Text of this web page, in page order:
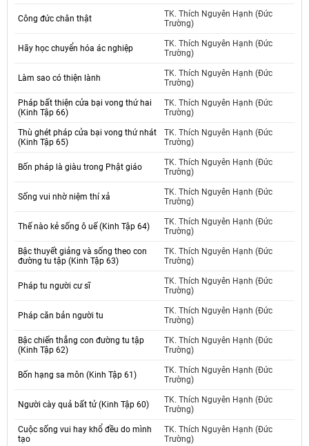
Công đức chân thật
TK. Thích Nguyên Hạnh (Đức
Trường)
Hãy học chuyển hóa ác nghiệp
TK. Thích Nguyên Hạnh (Đức
Trường)
Làm sao có thiện lành
TK. Thích Nguyên Hạnh (Đức
Trường)
Pháp bất thiện cửa bại vong thứ hai
(Kinh Tập 66)
TK. Thích Nguyên Hạnh (Đức
Trường)
Thù ghét pháp cửa bại vong thứ nhát
(Kinh Tập 65)
TK. Thích Nguyên Hạnh (Đức
Trường)
Bốn pháp là giàu trong Phật giáo
TK. Thích Nguyên Hạnh (Đức
Trường)
Sống vui nhờ niệm thí xả
TK. Thích Nguyên Hạnh (Đức
Trường)
Thế nào kẻ sống ô uế (Kinh Tập 64)
TK. Thích Nguyên Hạnh (Đức
Trường)
Bậc thuyết giảng và sống theo con
đường tu tập (Kinh Tập 63)
TK. Thích Nguyên Hạnh (Đức
Trường)
Pháp tu người cư sĩ
TK. Thích Nguyên Hạnh (Đức
Trường)
Pháp căn bản người tu
TK. Thích Nguyên Hạnh (Đức
Trường)
Bậc chiến thắng con đường tu tập
(Kinh Tập 62)
TK. Thích Nguyên Hạnh (Đức
Trường)
Bốn hạng sa môn (Kinh Tập 61)
TK. Thích Nguyên Hạnh (Đức
Trường)
Người cày quả bất tử (Kinh Tập 60)
TK. Thích Nguyên Hạnh (Đức
Trường)
Cuộc sống vui hay khổ đều do mình
tạo
TK. Thích Nguyên Hạnh (Đức
Trường)